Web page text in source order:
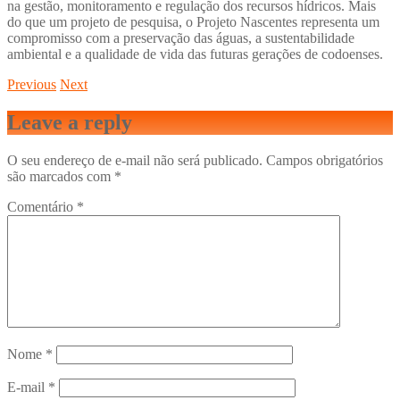
na gestão, monitoramento e regulação dos recursos hídricos. Mais
do que um projeto de pesquisa, o Projeto Nascentes representa um
compromisso com a preservação das águas, a sustentabilidade
ambiental e a qualidade de vida das futuras gerações de codoenses.
Previous Next
Leave a reply
O seu endereço de e-mail não será publicado. Campos obrigatórios
são marcados com *
Comentário *
Nome *
E-mail *